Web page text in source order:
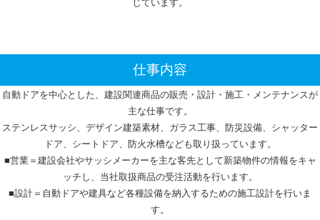
じています。
仕事内容
自動ドアを中心とした、建設関連商品の販売・設計・施工・メンテナンスが
主な仕事です。
ステンレスサッシ、デザイン建築素材、ガラス工事、防災設備、シャッター
ドア、シートドア、防火水槽なども取り扱っています。
■営業＝建設会社やサッシメーカーを主な客先として新築物件の情報をキャ
ッチし、当社取扱商品の受注活動を行います。
■設計＝自動ドアや建具など各種設備を納入するための施工設計を行いま
す。